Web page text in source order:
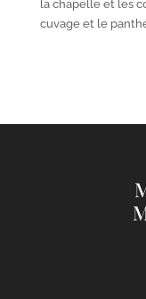
la chapelle et les
cuvage et le